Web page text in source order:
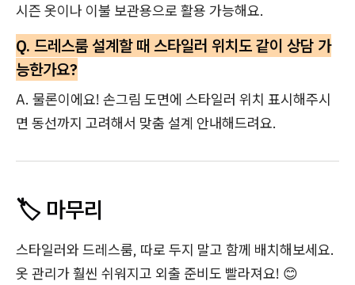
시즌 옷이나 이불 보관용으로 활용 가능해요.
Q. 드레스룸 설계할 때 스타일러 위치도 같이 상담 가
능한가요?
A. 물론이에요! 손그림 도면에 스타일러 위치 표시해주시
면 동선까지 고려해서 맞춤 설계 안내해드려요.
🏷️ 마무리
스타일러와 드레스룸, 따로 두지 말고 함께 배치해보세요.
옷 관리가 훨씬 쉬워지고 외출 준비도 빨라져요! 😊